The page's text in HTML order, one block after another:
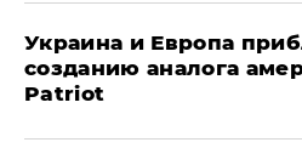
Украина и Европа
созданию аналога
Patriot